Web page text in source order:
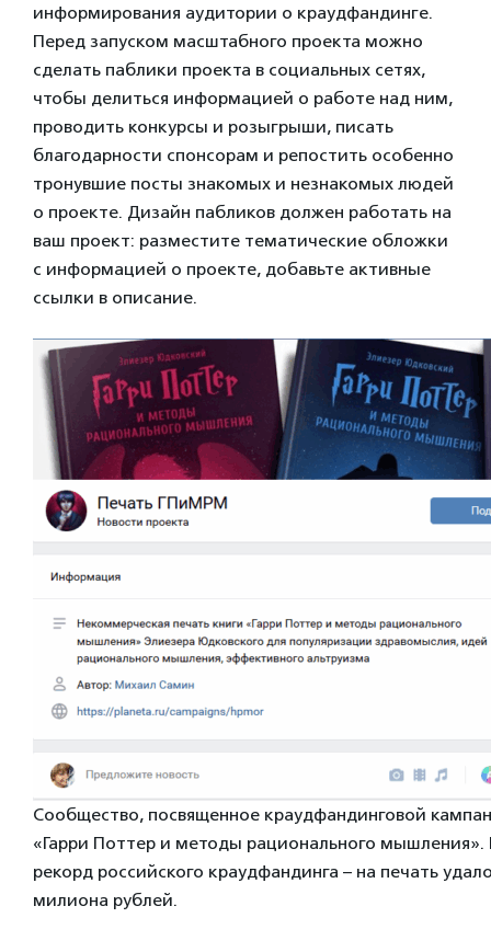
информирования аудитории о краудфандинге.
Перед запуском масштабного проекта можно
сделать паблики проекта в социальных сетях,
чтобы делиться информацией о работе над ним,
проводить конкурсы и розыгрыши, писать
благодарности спонсорам и репостить особенно
тронувшие посты знакомых и незнакомых людей
о проекте. Дизайн пабликов должен работать на
ваш проект: разместите тематические обложки
с информацией о проекте, добавьте активные
ссылки в описание.
Сообщество, посвященное краудфандинговой
«Гарри Поттер и методы рационального мышления».
рекорд российского краудфандинга – на печать
милиона рублей.